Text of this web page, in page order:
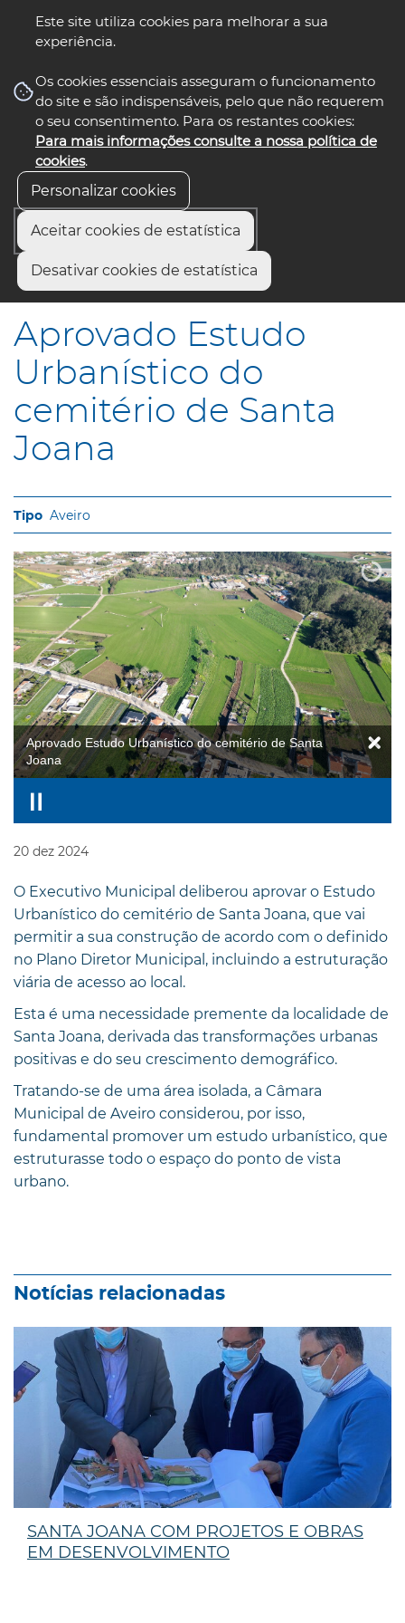
Este site utiliza cookies para melhorar a sua
experiência.
Os cookies essenciais asseguram o funcionamento
do site e são indispensáveis, pelo que não requerem
o seu consentimento. Para os restantes cookies:
Para mais informações consulte a nossa política de
cookies.
Personalizar cookies
Aceitar cookies de estatística
Desativar cookies de estatística
nos select language
Início
Aprovado Estudo Urbanístico do cemitério de Santa Joana
Aprovado Estudo
Urbanístico do
cemitério de Santa
Joana
Aveiro
Aprovado Estudo Urbanístico do cemitério de Santa
Joana
20 dez 2024
O Executivo Municipal deliberou aprovar o Estudo
Urbanístico do cemitério de Santa Joana, que vai
permitir a sua construção de acordo com o definido
no Plano Diretor Municipal, incluindo a estruturação
viária de acesso ao local.
Esta é uma necessidade premente da localidade de
Santa Joana, derivada das transformações urbanas
positivas e do seu crescimento demográfico.
Tratando-se de uma área isolada, a Câmara
Municipal de Aveiro considerou, por isso,
fundamental promover um estudo urbanístico, que
estruturasse todo o espaço do ponto de vista
urbano.
Notícias relacionadas
SANTA JOANA COM PROJETOS E OBRAS
EM DESENVOLVIMENTO